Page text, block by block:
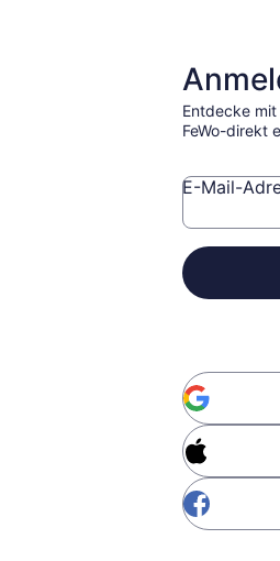
Entdecke
FeWo-direkt
E-Mail-